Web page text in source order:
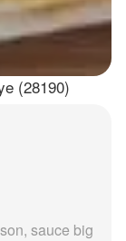
(28190)
sauce big